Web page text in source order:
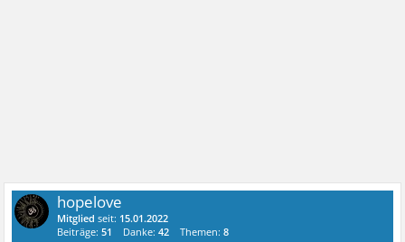
hopelove
Mitglied seit: 15.01.2022
Beiträge:51 Danke:42 Themen:8